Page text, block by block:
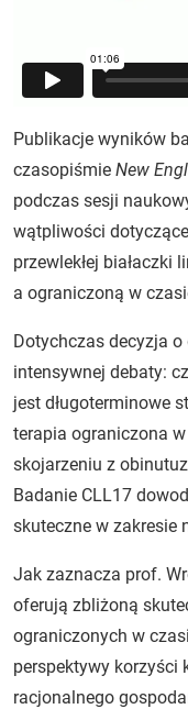
Publikacje wyników
czasopiśmie New
podczas sesji
wątpliwości
przewlekłej białaczki
a ograniczoną w
Dotychczas decyzja o
intensywnej debaty:
jest długoterminowe
terapia ograniczona
skojarzeniu z
Badanie CLL17
skuteczne w zakresie
Jak zaznacza prof.
oferują zbliżoną
ograniczonych w
perspektywy korzyści
racjonalnego